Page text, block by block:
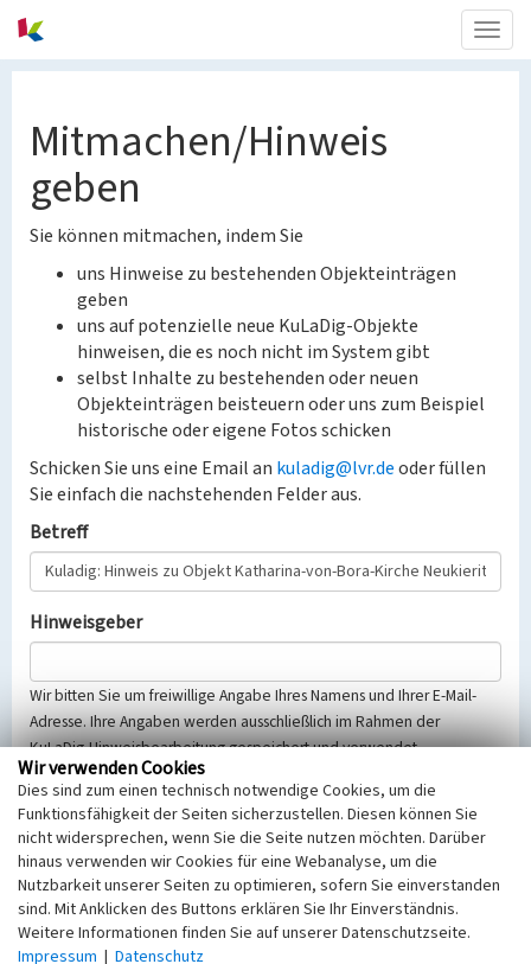
Mitmachen/Hinweis
geben
Sie können mitmachen, indem Sie
uns Hinweise zu bestehenden Objekteinträgen
geben
uns auf potenzielle neue KuLaDig-Objekte
hinweisen, die es noch nicht im System gibt
selbst Inhalte zu bestehenden oder neuen
Objekteinträgen beisteuern oder uns zum Beispiel
historische oder eigene Fotos schicken
Schicken Sie uns eine Email an kuladig@lvr.deoder füllen
Sie einfach die nachstehenden Felder aus.
Betreff
Hinweisgeber
Wir bitten Sie um freiwillige Angabe Ihres Namens und Ihrer E-Mail-
Adresse. Ihre Angaben werden ausschließlich im Rahmen der
KuLaDig-Hinweisbearbeitung gespeichert und verwendet.
Selbstverständlich werden diese entsprechend der Vorschriften des
Telemediengesetzes, des Datenschutzgesetzes NRW und der seit
dem 25.05.2018 gültigen Europäischen Datenschutzgrundverordnung
(EU-DSGVO) vertraulich behandelt, beachten Sie bitte unsere
Hinweise zumDatenschutz
Nachricht
Wir verwenden Cookies
Dies sind zum einen technisch notwendige Cookies, um die
Funktionsfähigkeit der Seiten sicherzustellen. Diesen können Sie
nicht widersprechen, wenn Sie die Seite nutzen möchten. Darüber
hinaus verwenden wir Cookies für eine Webanalyse, um die
Nutzbarkeit unserer Seiten zu optimieren, sofern Sie einverstanden
sind. Mit Anklicken des Buttons erklären Sie Ihr Einverständnis.
Weitere Informationen finden Sie auf unserer Datenschutzseite.
Impressum | Datenschutz